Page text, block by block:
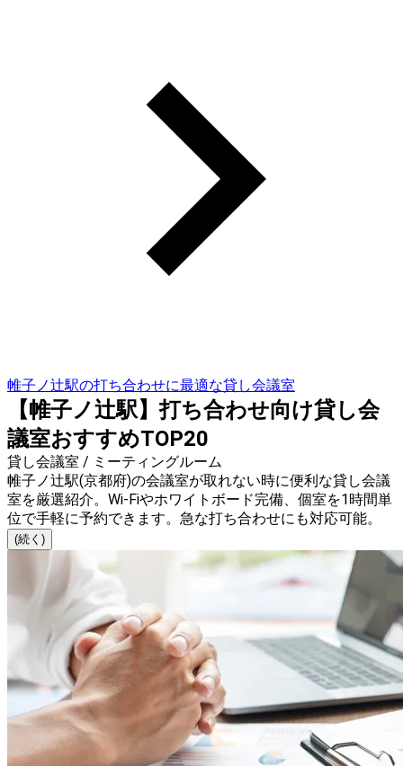
帷子ノ辻駅の打ち合わせに最適な貸し会議室
【帷子ノ辻駅】打ち合わせ向け貸し会
議室おすすめTOP20
貸し会議室 / ミーティングルーム
帷子ノ辻駅(京都府)の会議室が取れない時に便利な貸し会議
室を厳選紹介。Wi-Fiやホワイトボード完備、個室を1時間単
位で手軽に予約できます。急な打ち合わせにも対応可能。
(続く)